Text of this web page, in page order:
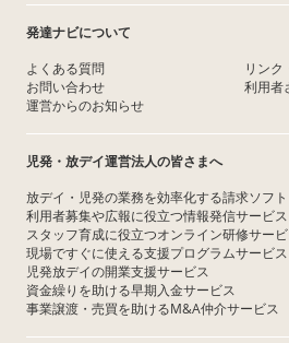
発達ナビについて
よくある質問
お問い合わせ
運営からのお知らせ
リンク
利用者
児発・放デイ運営法人の皆さまへ
放デイ・児発の業務を効率化する請求ソフト
利用者募集や広報に役立つ情報発信サービス
スタッフ育成に役立つオンライン研修サー
現場ですぐに使える支援プログラムサービス
児発放デイの開業支援サービス
資金繰りを助ける早期入金サービス
事業譲渡・売買を助けるM&A仲介サービス